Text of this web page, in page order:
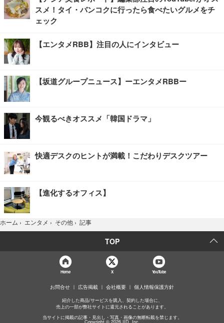
スメ！タイ・バンコクに行ったら食べたいグルメをチ
ェック
【エンタメRBB】注目の人にインタビュー
【坂道グループニュース】ーエンタメRBBー
今観るべきオススメ「韓国ドラマ」
快適デスクのヒントが満載！こだわりデスクツアー
【進化するオフィス】
ホーム › エンタメ › その他 › 記事
TOP
Home X YouTube
お問合せ 広告掲載 会社概要 個人情報保護方針
紹介した商品/サービスを購入、契約した場合に、
売上の一部が弊社サイトに還元されることがあります。
当サイトに掲載の記事・見出し・写真・画像の無断転載を禁じます。